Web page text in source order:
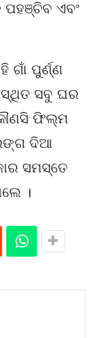
ଏବଂ
ଗାଁ ପୁର୍ଣ୍ଣ
ସ୍ଥିତ ସବୁ ଘର
ଫିଲ୍ମ
ଦିଆ
ସମସ୍ତେ
।